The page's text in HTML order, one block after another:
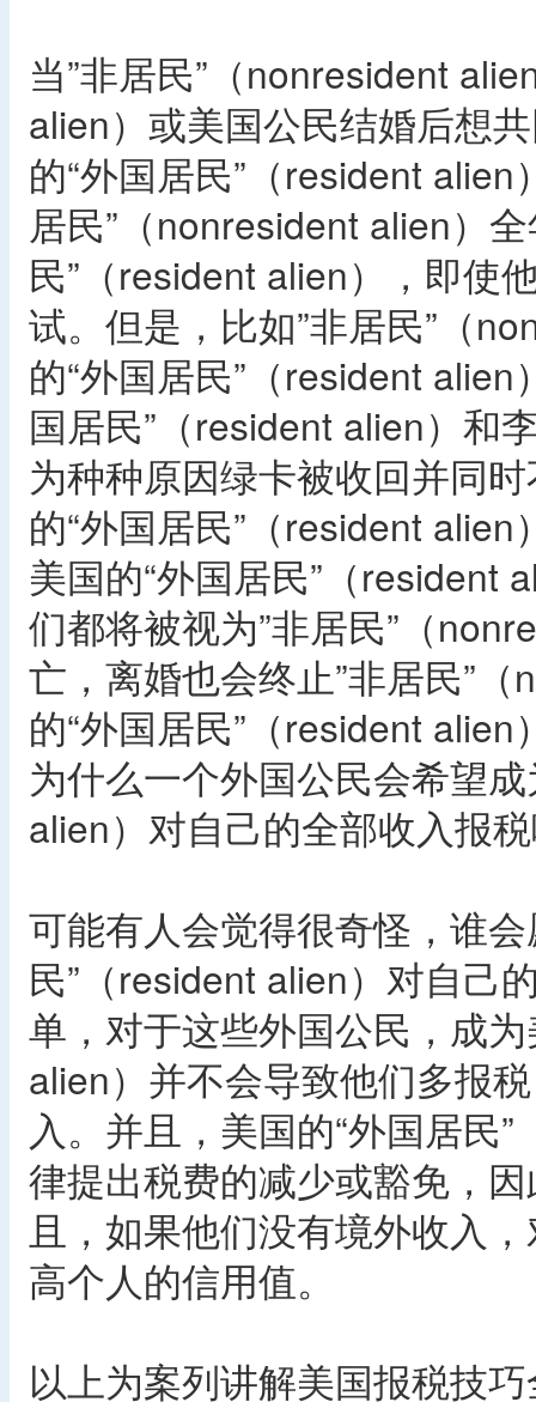
当”非居民”（nonresident
alien）或美国公民结婚后想
的“外国居民”（resident
居民”（nonresident alien）
民”（resident alien），即使
试。但是，比如”非居民”（
的“外国居民”（resident
国居民”（resident alien）和
为种种原因绿卡被收回并同
的“外国居民”（resident
美国的“外国居民”（resident
们都将被视为”非居民”（
亡，离婚也会终止”非居民”
的“外国居民”（resident alien
为什么一个外国公民会希望
alien）对自己的全部收入报
可能有人会觉得很奇怪，谁
民”（resident alien）对自己
单，对于这些外国公民，成
alien）并不会导致他们多报
入。并且，美国的“外国居民
律提出税费的减少或豁免，
且，如果他们没有境外收入
高个人的信用值。
以上为案列讲解美国报税技